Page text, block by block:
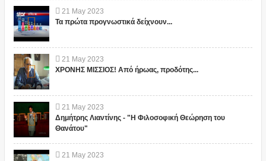
21 May 2023
Τα πρώτα προγνωστικά δείχνουν...
21 May 2023
ΧΡΟΝΗΣ ΜΙΣΣΙΟΣ! Από ήρωας, προδότης...
21 May 2023
Δημήτρης Λιαντίνης - "Η Φιλοσοφική Θεώρηση του
Θανάτου"
21 May 2023